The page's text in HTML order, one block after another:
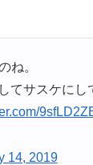
ね。
てサスケにし
14, 2019